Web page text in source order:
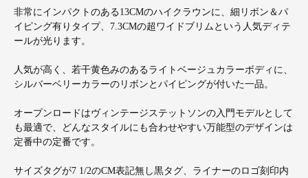
非常にインパクトのある13CMのハイクラウンに、細リボン＆パ
イピング有りタイプ、7.3CMの超ワイドブリムという人気ディテ
ールが光ります。
人気が高く、若干黄色みのあるライトベージュカラーボディに、
シルバーベリーカラーのリボンとパイピングが付いた一品。
オープンロードはヴィンテージステットソンの入門モデルとして
も最適で、どんなスタイルにも合わせやすい万能型のデザインは
定番中の定番です。
サイズタグが7 1/2のCM表記無し黒タグ、ライナーのロゴ刻印内